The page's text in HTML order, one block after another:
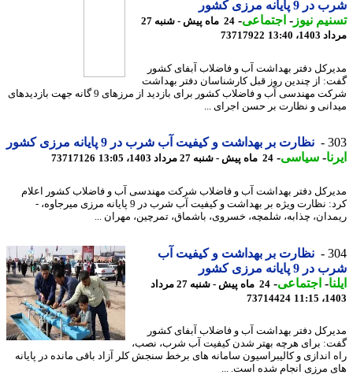
پایانه مرزی کشور
نیوز-اجتماعی-
24 ماه پیش - شنبه 27
13:40
73717922
دفتر بهداشت آب و فاضلاب آبفای کشور
از چندین روز قبل کارشناسان دفتر بهداشت
شرکت مهندسی آب و فاضلاب کشور برای بازدید از مرزهای 9 گانه جهت بازدیدهای
و نظارت بر حسن اجرای ...
نظارت بر بهداشت و کیفیت آب شرب در 9 پایانه مرزی کشور
-سیاسی-24 ماه پیش - شنبه 27 مرداد 1403، 13:05 73717126
دفتر بهداشت آب و فاضلاب شرکت مهندسی آب و فاضلاب کشور اعلام
کرد: نظارت ویژه بر بهداشت و کیفیت آب شرب در 9 پایانه مرزی میرجاوه، -
چذابه، شلمچه، خسروی، باشماق، تمرچین، مهران ...
نظارت بر بهداشت و کیفیت آب
پایانه مرزی کشور
-اجتماعی-
24 ماه پیش - شنبه 27 مرداد
73714424
دفتر بهداشت آب و فاضلاب آبفای کشور
برای هرچه بهتر شدن کیفیت آب شرب، نصب،
اندازی و کالیبراسیون سامانه های برخط سنجش کلر آزاد باقی مانده در پایانه
مرزی انجام شده است. ...